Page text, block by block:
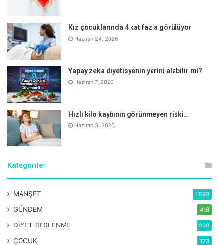
Kız çocuklarında 4 kat fazla görülüyor
Haziran 24, 2026
Yapay zeka diyetisyenin yerini alabilir mi?
Haziran 7, 2026
Hızlı kilo kaybının görünmeyen riski…
Haziran 3, 2026
Kategoriler
MANŞET 1.593
GÜNDEM 418
DİYET-BESLENME 260
ÇOCUK 173